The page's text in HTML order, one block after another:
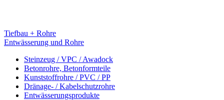
Tiefbau + Rohre
Entwässerung und Rohre
Steinzeug / VPC / Awadock
Betonrohre, Betonformteile
Kunststoffrohre / PVC / PP
Dränage- / Kabelschutzrohre
Entwässerungsprodukte